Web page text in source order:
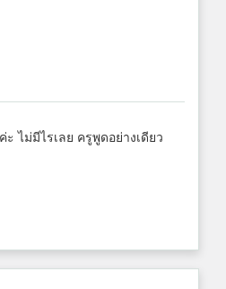
ไม่มีไรเลย ครูพูดอย่างเดียว